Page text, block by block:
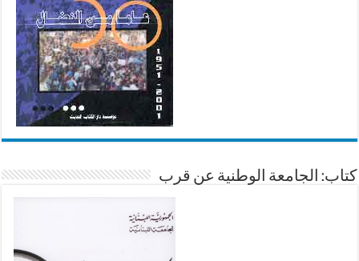
كتاب: الجامعة الوطنية عن قرب